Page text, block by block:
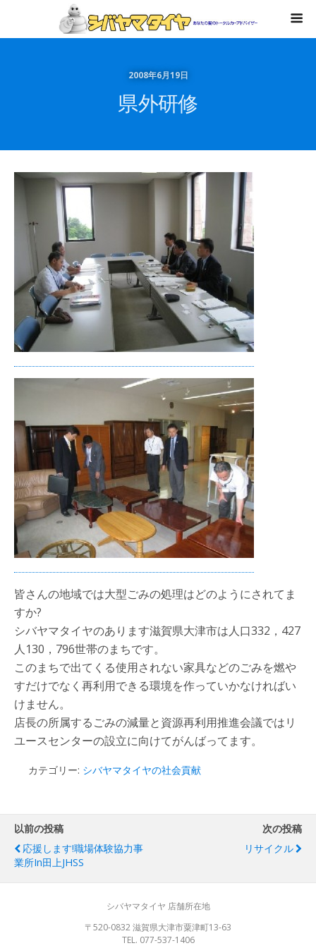
2008年6月19日
県外研修
皆さんの地域では大型ごみの処理はどのようにされてま
すか?
シバヤマタイヤのあります滋賀県大津市は人口332，427
人130，796世帯のまちです。
このまちで出てくる使用されない家具などのごみを燃や
すだけでなく再利用できる環境を作っていかなければい
けません。
店長の所属するごみの減量と資源再利用推進会議ではリ
ユースセンターの設立に向けてがんばってます。
カテゴリー: シバヤマタイヤの社会貢献
以前の投稿
応援します!職場体験協力事
業所in田上JHSS
次の投稿
リサイクル
シバヤマタイヤ 店舗所在地
〒520-0832 滋賀県大津市粟津町13-63
TEL. 077-537-1406